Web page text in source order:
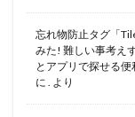
忘れ物防止タグ「
みた! 難しい事考え
とアプリで探せる便
に
より